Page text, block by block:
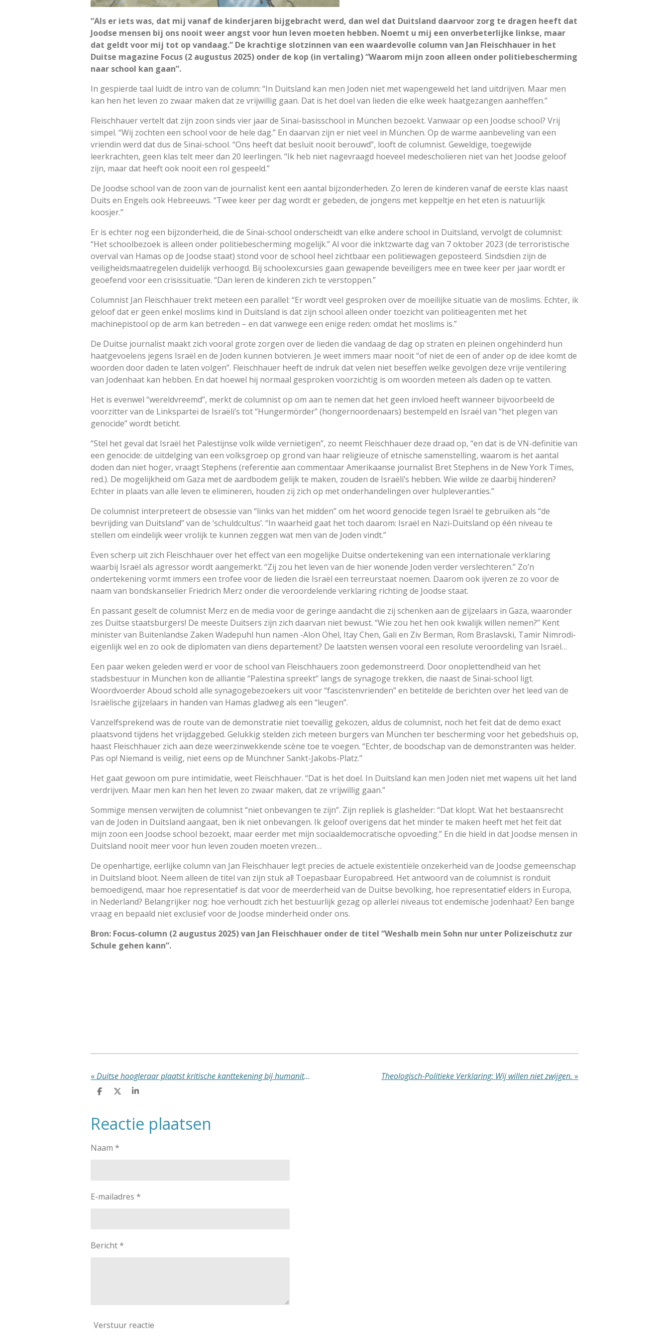
“Als er iets was, dat mij vanaf de kinderjaren bijgebracht werd, dan wel dat Duitsland daarvoor zorg te dragen heeft dat
Joodse mensen bij ons nooit weer angst voor hun leven moeten hebben. Noemt u mij een onverbeterlijke linkse, maar
dat geldt voor mij tot op vandaag.” De krachtige slotzinnen van een waardevolle column van Jan Fleischhauer in het
Duitse magazine Focus (2 augustus 2025) onder de kop (in vertaling) “Waarom mijn zoon alleen onder politiebescherming
naar school kan gaan”.
In gespierde taal luidt de intro van de column: “In Duitsland kan men Joden niet met wapengeweld het land uitdrijven. Maar men
kan hen het leven zo zwaar maken dat ze vrijwillig gaan. Dat is het doel van lieden die elke week haatgezangen aanheffen.”
Fleischhauer vertelt dat zijn zoon sinds vier jaar de Sinai-basisschool in München bezoekt. Vanwaar op een Joodse school? Vrij
simpel. “Wij zochten een school voor de hele dag.” En daarvan zijn er niet veel in München. Op de warme aanbeveling van een
vriendin werd dat dus de Sinai-school. “Ons heeft dat besluit nooit berouwd”, looft de columnist. Geweldige, toegewijde
leerkrachten, geen klas telt meer dan 20 leerlingen. “Ik heb niet nagevraagd hoeveel medescholieren niet van het Joodse geloof
zijn, maar dat heeft ook nooit een rol gespeeld.”
De Joodse school van de zoon van de journalist kent een aantal bijzonderheden. Zo leren de kinderen vanaf de eerste klas naast
Duits en Engels ook Hebreeuws. “Twee keer per dag wordt er gebeden, de jongens met keppeltje en het eten is natuurlijk
koosjer.”
Er is echter nog een bijzonderheid, die de Sinai-school onderscheidt van elke andere school in Duitsland, vervolgt de columnist:
“Het schoolbezoek is alleen onder politiebescherming mogelijk.” Al voor die inktzwarte dag van 7 oktober 2023 (de terroristische
overval van Hamas op de Joodse staat) stond voor de school heel zichtbaar een politiewagen geposteerd. Sindsdien zijn de
veiligheidsmaatregelen duidelijk verhoogd. Bij schoolexcursies gaan gewapende beveiligers mee en twee keer per jaar wordt er
geoefend voor een crisissituatie. “Dan leren de kinderen zich te verstoppen.”
Columnist Jan Fleischhauer trekt meteen een parallel: “Er wordt veel gesproken over de moeilijke situatie van de moslims. Echter, ik
geloof dat er geen enkel moslims kind in Duitsland is dat zijn school alleen onder toezicht van politieagenten met het
machinepistool op de arm kan betreden – en dat vanwege een enige reden: omdat het moslims is.”
De Duitse journalist maakt zich vooral grote zorgen over de lieden die vandaag de dag op straten en pleinen ongehinderd hun
haatgevoelens jegens Israël en de Joden kunnen botvieren. Je weet immers maar nooit “of niet de een of ander op de idee komt de
woorden door daden te laten volgen”. Fleischhauer heeft de indruk dat velen niet beseffen welke gevolgen deze vrije ventilering
van Jodenhaat kan hebben. En dat hoewel hij normaal gesproken voorzichtig is om woorden meteen als daden op te vatten.
Het is evenwel “wereldvreemd”, merkt de columnist op om aan te nemen dat het geen invloed heeft wanneer bijvoorbeeld de
voorzitter van de Linkspartei de Israëli’s tot “Hungermörder” (hongernoordenaars) bestempeld en Israël van “het plegen van
genocide” wordt beticht.
“Stel het geval dat Israël het Palestijnse volk wilde vernietigen”, zo neemt Fleischhauer deze draad op, “en dat is de VN-definitie van
een genocide: de uitdelging van een volksgroep op grond van haar religieuze of etnische samenstelling, waarom is het aantal
doden dan niet hoger, vraagt Stephens (referentie aan commentaar Amerikaanse journalist Bret Stephens in de New York Times,
red.). De mogelijkheid om Gaza met de aardbodem gelijk te maken, zouden de Israëli’s hebben. Wie wilde ze daarbij hinderen?
Echter in plaats van alle leven te elimineren, houden zij zich op met onderhandelingen over hulpleveranties.”
De columnist interpreteert de obsessie van “links van het midden” om het woord genocide tegen Israël te gebruiken als “de
bevrijding van Duitsland” van de ‘schuldcultus’. “In waarheid gaat het toch daarom: Israël en Nazi-Duitsland op één niveau te
stellen om eindelijk weer vrolijk te kunnen zeggen wat men van de Joden vindt.”
Even scherp uit zich Fleischhauer over het effect van een mogelijke Duitse ondertekening van een internationale verklaring
waarbij Israël als agressor wordt aangemerkt. “Zij zou het leven van de hier wonende Joden verder verslechteren.” Zo’n
ondertekening vormt immers een trofee voor de lieden die Israël een terreurstaat noemen. Daarom ook ijveren ze zo voor de
naam van bondskanselier Friedrich Merz onder die veroordelende verklaring richting de Joodse staat.
En passant geselt de columnist Merz en de media voor de geringe aandacht die zij schenken aan de gijzelaars in Gaza, waaronder
zes Duitse staatsburgers! De meeste Duitsers zijn zich daarvan niet bewust. “Wie zou het hen ook kwalijk willen nemen?” Kent
minister van Buitenlandse Zaken Wadepuhl hun namen -Alon Ohel, Itay Chen, Gali en Ziv Berman, Rom Braslavski, Tamir Nimrodi-
eigenlijk wel en zo ook de diplomaten van diens departement? De laatsten wensen vooral een resolute veroordeling van Israël…
Een paar weken geleden werd er voor de school van Fleischhauers zoon gedemonstreerd. Door onoplettendheid van het
stadsbestuur in München kon de alliantie “Palestina spreekt” langs de synagoge trekken, die naast de Sinai-school ligt.
Woordvoerder Aboud schold alle synagogebezoekers uit voor “fascistenvrienden” en betitelde de berichten over het leed van de
Israëlische gijzelaars in handen van Hamas gladweg als een “leugen”.
Vanzelfsprekend was de route van de demonstratie niet toevallig gekozen, aldus de columnist, noch het feit dat de demo exact
plaatsvond tijdens het vrijdaggebed. Gelukkig stelden zich meteen burgers van München ter bescherming voor het gebedshuis op,
haast Fleischhauer zich aan deze weerzinwekkende scène toe te voegen. “Echter, de boodschap van de demonstranten was helder.
Pas op! Niemand is veilig, niet eens op de Münchner Sankt-Jakobs-Platz.”
Het gaat gewoon om pure intimidatie, weet Fleischhauer. “Dat is het doel. In Duitsland kan men Joden niet met wapens uit het land
verdrijven. Maar men kan hen het leven zo zwaar maken, dat ze vrijwillig gaan.”
Sommige mensen verwijten de columnist “niet onbevangen te zijn”. Zijn repliek is glashelder: “Dat klopt. Wat het bestaansrecht
van de Joden in Duitsland aangaat, ben ik niet onbevangen. Ik geloof overigens dat het minder te maken heeft met het feit dat
mijn zoon een Joodse school bezoekt, maar eerder met mijn sociaaldemocratische opvoeding.” En die hield in dat Joodse mensen in
Duitsland nooit meer voor hun leven zouden moeten vrezen…
De openhartige, eerlijke column van Jan Fleischhauer legt precies de actuele existentiële onzekerheid van de Joodse gemeenschap
in Duitsland bloot. Neem alleen de titel van zijn stuk al! Toepasbaar Europabreed. Het antwoord van de columnist is ronduit
bemoedigend, maar hoe representatief is dat voor de meerderheid van de Duitse bevolking, hoe representatief elders in Europa,
in Nederland? Belangrijker nog: hoe verhoudt zich het bestuurlijk gezag op allerlei niveaus tot endemische Jodenhaat? Een bange
vraag en bepaald niet exclusief voor de Joodse minderheid onder ons.
Bron: Focus-column (2 augustus 2025) van Jan Fleischhauer onder de titel “Weshalb mein Sohn nur unter Polizeischutz zur
Schule gehen kann”.
« Duitse hoogleraar plaatst kritische kanttekening bij humanitaire opvang getraumatiseerde Gazaanse kinderen Theologisch-Politieke Verklaring: Wij willen niet zwijgen. »
D
e
n
D
S
e
Reactie plaatsen
Naam *
E-mailadres *
Bericht *
Verstuur reactie